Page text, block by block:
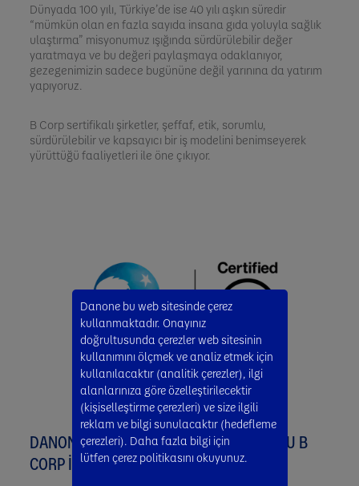
Dünyada 100 yılı, Türkiye’de ise 40 yılı aşkın süredir
“mümkün olan en fazla sayıda insana gıda yoluyla sağlık
ulaştırma” misyonumuz ışığında sürdürülebilir değer
yaratmaya ve bu değeri paylaşmaya odaklanıyor,
gezegenimizin sadece bugününe değil yarınına da yatırım
yapıyoruz.
B Corp sertifikalı şirketler, şeffaf, etik, sorumlu,
sürdürülebilir ve kapsayıcı bir iş modelini benimseyerek
yürüttüğü faaliyetleri ile öne çıkıyor.
DANONE TÜRKİYE'NİN FAYDA YOLCULUĞU B
CORP İLE TAÇLANDI
Danone bu web sitesinde çerez
kullanmaktadır. Onayınız
doğrultusunda çerezler web sitesinin
kullanımını ölçmek ve analiz etmek için
kullanılacaktır (analitik çerezler), ilgi
alanlarınıza göre özelleştirilecektir
(kişiselleştirme çerezleri) ve size ilgili
reklam ve bilgi sunulacaktır (hedefleme
çerezleri). Daha fazla bilgi için
lütfen çerez politikasını okuyunuz.